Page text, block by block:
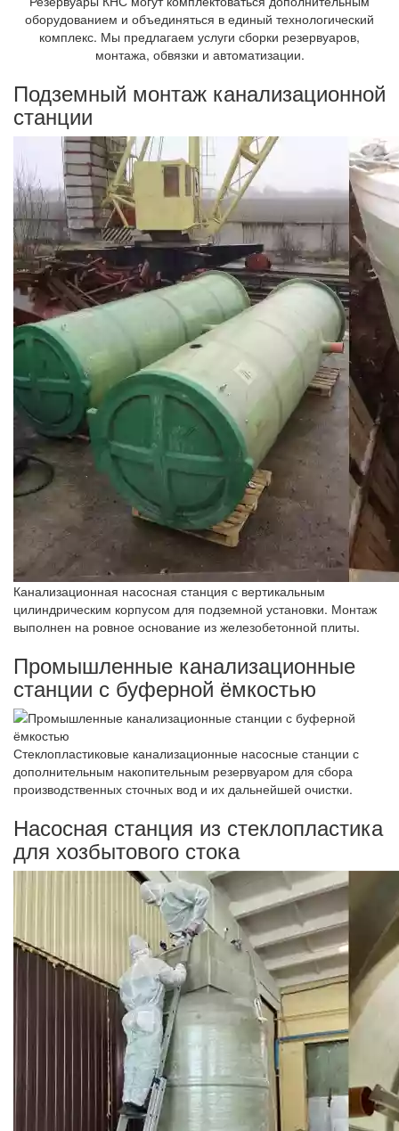
оборудованием и объединяться в единый технологический
комплекс. Мы предлагаем услуги сборки резервуаров,
монтажа, обвязки и автоматизации.
Подземный монтаж канализационной
станции
Канализационная насосная станция с вертикальным
цилиндрическим корпусом для подземной установки. Монтаж
выполнен на ровное основание из железобетонной плиты.
Промышленные канализационные
станции с буферной ёмкостью
Стеклопластиковые канализационные насосные станции с
дополнительным накопительным резервуаром для сбора
производственных сточных вод и их дальнейшей очистки.
Насосная станция из стеклопластика
для хозбытового стока